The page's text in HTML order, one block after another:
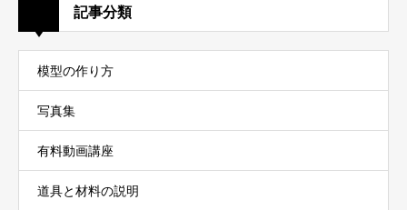
記事分類
模型の作り方
写真集
有料動画講座
道具と材料の説明